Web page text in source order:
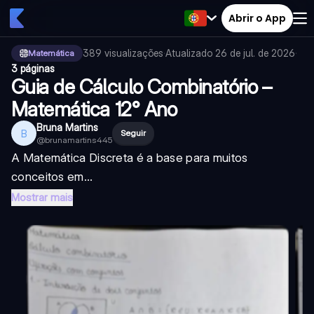
Abrir o App
Matemática 389 visualizações·Atualizado 26 de jul. de 2026·
3 páginas
Guia de Cálculo Combinatório –
Matemática 12° Ano
B Bruna Martins
@brunamartins445
Seguir
A Matemática Discreta é a base para muitos
conceitos em...
Mostrar mais